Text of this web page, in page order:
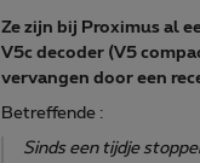
Ze zijn bij Proximus al
V5c decoder (V5
vervangen door een
Betreffende :
Sinds een tijdje